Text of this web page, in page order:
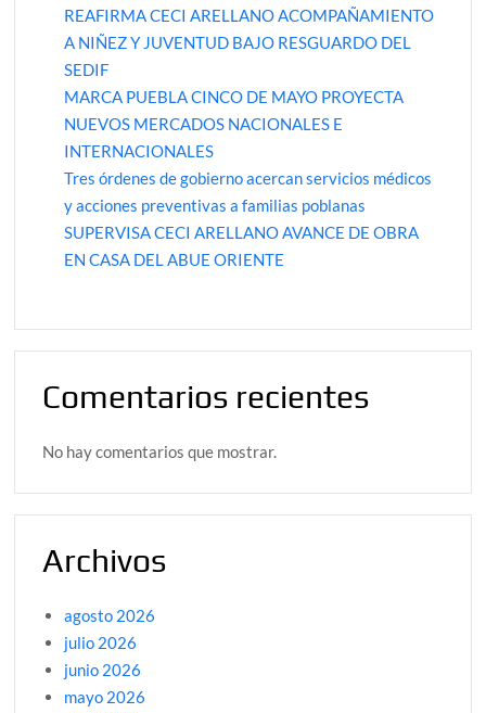
REAFIRMA CECI ARELLANO ACOMPAÑAMIENTO
A NIÑEZ Y JUVENTUD BAJO RESGUARDO DEL
SEDIF
MARCA PUEBLA CINCO DE MAYO PROYECTA
NUEVOS MERCADOS NACIONALES E
INTERNACIONALES
Tres órdenes de gobierno acercan servicios médicos
y acciones preventivas a familias poblanas
SUPERVISA CECI ARELLANO AVANCE DE OBRA
EN CASA DEL ABUE ORIENTE
Comentarios recientes
No hay comentarios que mostrar.
Archivos
agosto 2026
julio 2026
junio 2026
mayo 2026